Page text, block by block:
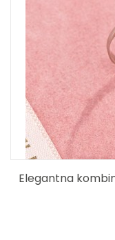
Elegantna